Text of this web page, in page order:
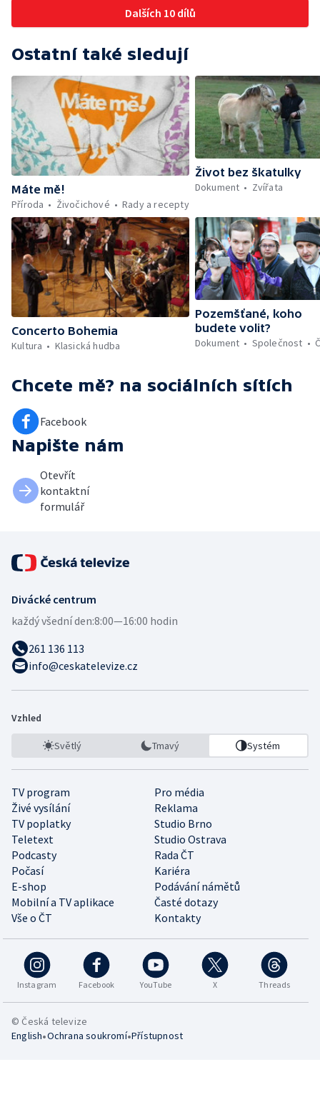
Dalších 10 dílů
Ostatní také sledují
Máte mě!
Příroda
Živočichové Rady a recepty
Život bez škatulky
Dokument
Zvířata
Concerto Bohemia
Kultura
Klasická hudba
Pozemšťané, koho
budete volit?
Dokument
Společnost
Chcete mě? na sociálních sítích
Facebook
Napište nám
Otevřít
kontaktní
formulář
Divácké centrum
každý všední den:8:00—16:00 hodin
261 136 113
info@ceskatelevize.cz
Vzhled
Světlý Tmavý Systém
TV program
Pro média
Živé vysílání
Reklama
TV poplatky
Studio Brno
Teletext
Studio Ostrava
Podcasty
Rada ČT
Počasí
Kariéra
E-shop
Podávání námětů
Mobilní a TV aplikace
Časté dotazy
Vše o ČT
Kontakty
Instagram Facebook YouTube X Threads
© Česká televize
English•Ochrana soukromí•Přístupnost